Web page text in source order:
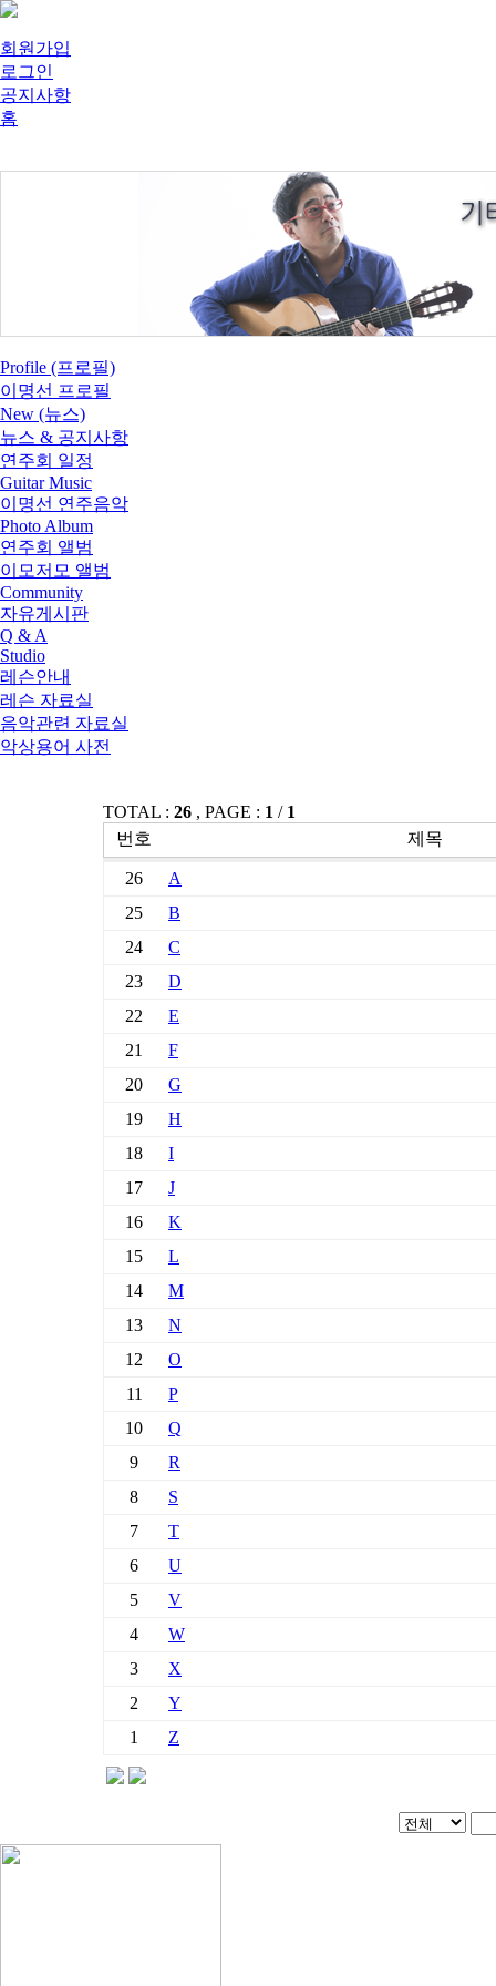
회원가입
로그인
공지사항
홈
Profile (프로필)
이명선 프로필
New (뉴스)
뉴스 & 공지사항
연주회 일정
Guitar Music
이명선 연주음악
Photo Album
연주회 앨범
이모저모 앨범
Community
자유게시판
Q & A
Studio
레슨안내
레슨 자료실
음악관련 자료실
악상용어 사전
TOTAL : 26 , PAGE : 1 / 1
번호
제목
26
A
25
B
24
C
23
D
22
E
21
F
20
G
19
H
18
I
17
J
16
K
15
L
14
M
13
N
12
O
11
P
10
Q
9
R
8
S
7
T
6
U
5
V
4
W
3
X
2
Y
1
Z